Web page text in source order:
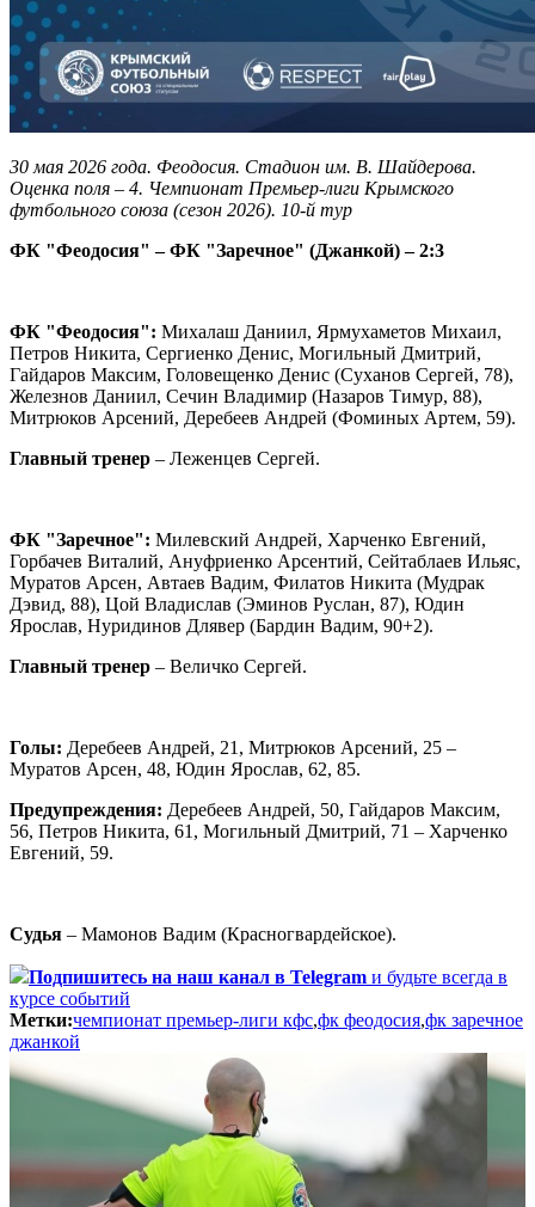
30 мая 2026 года. Феодосия. Стадион им. В. Шайдерова.
Оценка поля – 4. Чемпионат Премьер-лиги Крымского
футбольного союза (сезон 2026). 10-й тур
ФК "Феодосия" – ФК "Заречное" (Джанкой) – 2:3
ФК "Феодосия": Михалаш Даниил, Ярмухаметов Михаил,
Петров Никита, Сергиенко Денис, Могильный Дмитрий,
Гайдаров Максим, Головещенко Денис (Суханов Сергей, 78),
Железнов Даниил, Сечин Владимир (Назаров Тимур, 88),
Митрюков Арсений, Деребеев Андрей (Фоминых Артем, 59).
Главный тренер – Леженцев Сергей.
ФК "Заречное": Милевский Андрей, Харченко Евгений,
Горбачев Виталий, Ануфриенко Арсентий, Сейтаблаев Ильяс,
Муратов Арсен, Автаев Вадим, Филатов Никита (Мудрак
Дэвид, 88), Цой Владислав (Эминов Руслан, 87), Юдин
Ярослав, Нуридинов Длявер (Бардин Вадим, 90+2).
Главный тренер – Величко Сергей.
Голы: Деребеев Андрей, 21, Митрюков Арсений, 25 –
Муратов Арсен, 48, Юдин Ярослав, 62, 85.
Предупреждения: Деребеев Андрей, 50, Гайдаров Максим,
56, Петров Никита, 61, Могильный Дмитрий, 71 – Харченко
Евгений, 59.
Судья – Мамонов Вадим (Красногвардейское).
Подпишитесь на наш канал в Telegram и будьте всегда в
курсе событий
Метки:чемпионат премьер-лиги кфс,фк феодосия,фк заречное
джанкой